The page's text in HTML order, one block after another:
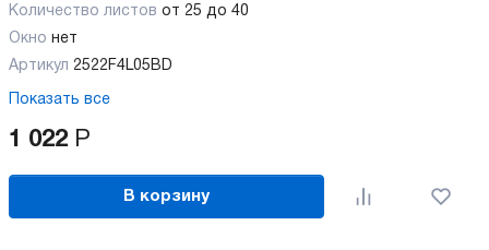
Количество листов от 25 до 40
Окно нет
Артикул 2522F4L05BD
Показать все
1 022 Р
В корзину